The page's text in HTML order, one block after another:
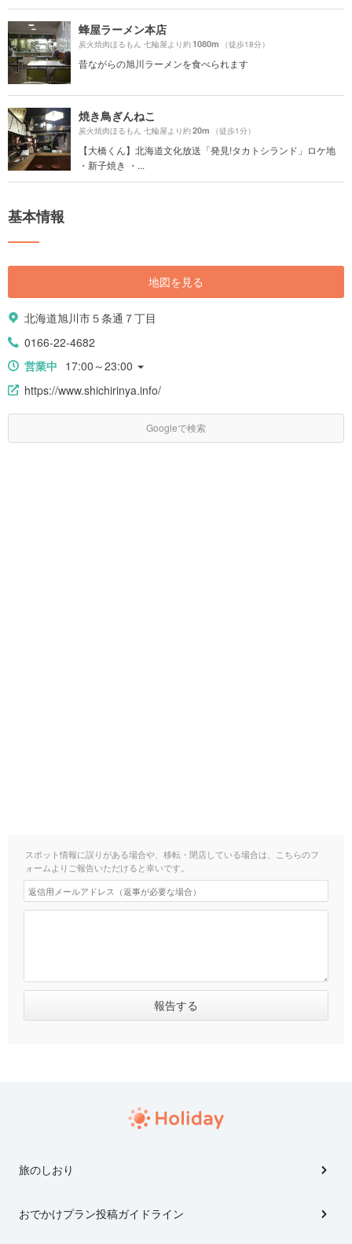
蜂屋ラーメン本店
炭火焼肉ほるもん 七輪屋より約1080m （徒歩18分）
昔ながらの旭川ラーメンを食べられます
焼き鳥ぎんねこ
炭火焼肉ほるもん 七輪屋より約20m （徒歩1分）
【大橋くん】北海道文化放送「発見!タカトシランド」ロケ地
・新子焼き ・...
基本情報
地図を見る
北海道旭川市５条通７丁目
0166-22-4682
営業中 17:00～23:00
https://www.shichirinya.info/
Googleで検索
スポット情報に誤りがある場合や、移転・閉店している場合は、こちらのフ
ォームよりご報告いただけると幸いです。
旅のしおり
おでかけプラン投稿ガイドライン